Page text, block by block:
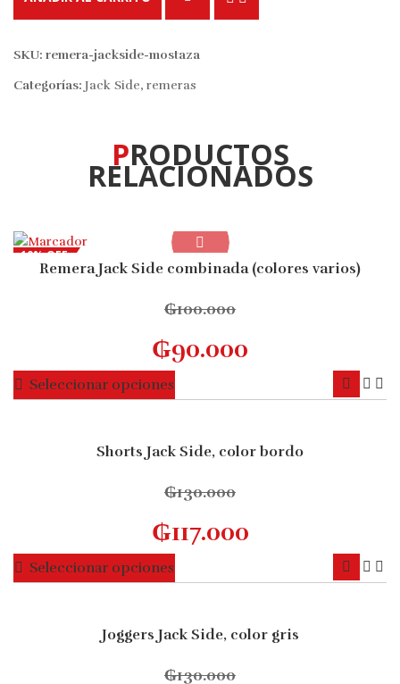
SKU: remera-jackside-mostaza
Categorías: Jack Side, remeras
PRODUCTOS
RELACIONADOS
10% OFF
Remera Jack Side combinada (colores varios)
₲100.000
₲90.000
Seleccionar opciones
producto
múltiples
Las
se
pueden
página
producto
Shorts Jack Side, color bordo
₲130.000
₲117.000
Seleccionar opciones
producto
múltiples
Las
Joggers Jack Side, color gris
₲130.000